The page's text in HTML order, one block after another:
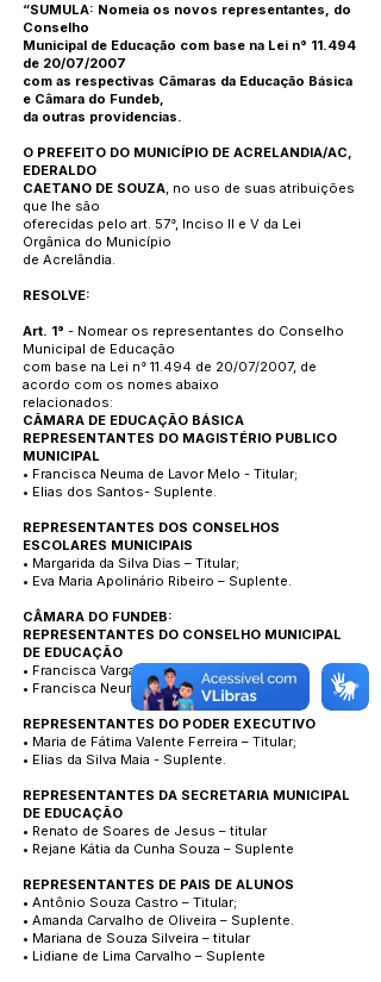
“SUMULA: Nomeia os novos representantes, do
Conselho
Municipal de Educação com base na Lei n° 11.494
de 20/07/2007
com as respectivas Câmaras da Educação Básica
e Câmara do Fundeb,
da outras providencias.
O PREFEITO DO MUNICÍPIO DE ACRELANDIA/AC,
EDERALDO
CAETANO DE SOUZA, no uso de suas atribuições
que lhe são
oferecidas pelo art. 57°, Inciso II e V da Lei
Orgânica do Município
de Acrelândia.
RESOLVE:
Art. 1° - Nomear os representantes do Conselho
Municipal de Educação
com base na Lei n° 11.494 de 20/07/2007, de
acordo com os nomes abaixo
relacionados:
CÃMARA DE EDUCAÇÃO BÁSICA
REPRESENTANTES DO MAGISTÉRIO PUBLICO
MUNICIPAL
• Francisca Neuma de Lavor Melo - Titular;
• Elias dos Santos- Suplente.
REPRESENTANTES DOS CONSELHOS
ESCOLARES MUNICIPAIS
• Margarida da Silva Dias – Titular;
• Eva Maria Apolinário Ribeiro – Suplente.
CÂMARA DO FUNDEB:
REPRESENTANTES DO CONSELHO MUNICIPAL
DE EDUCAÇÃO
• Francisca Vargas Sales Santos - Titular
• Francisca Neuma Melo Lima - Suplente
REPRESENTANTES DO PODER EXECUTIVO
• Maria de Fátima Valente Ferreira – Titular;
• Elias da Silva Maia - Suplente.
REPRESENTANTES DA SECRETARIA MUNICIPAL
DE EDUCAÇÃO
• Renato de Soares de Jesus – titular
• Rejane Kátia da Cunha Souza – Suplente
REPRESENTANTES DE PAIS DE ALUNOS
• Antônio Souza Castro – Titular;
• Amanda Carvalho de Oliveira – Suplente.
• Mariana de Souza Silveira – titular
• Lidiane de Lima Carvalho – Suplente